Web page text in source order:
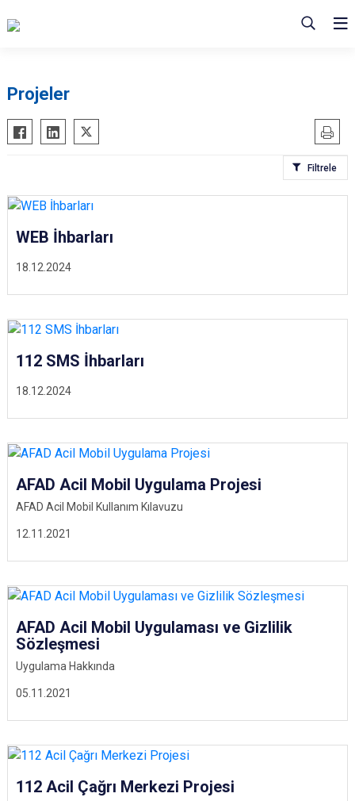
Projeler
Filtrele
18.12.2024
WEB İhbarları
18.12.2024
112 SMS İhbarları
12.11.2021
AFAD Acil Mobil Uygulama Projesi
AFAD Acil Mobil Kullanım Kılavuzu
05.11.2021
AFAD Acil Mobil Uygulaması ve Gizlilik
Sözleşmesi
Uygulama Hakkında
112 Acil Çağrı Merkezi Projesi